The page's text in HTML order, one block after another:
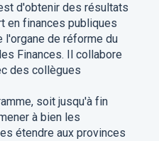
d'obtenir des résultats
en finances publiques
l'organe de réforme du
Finances. Il collabore
des collègues
soit jusqu'à fin
à bien les
étendre aux provinces